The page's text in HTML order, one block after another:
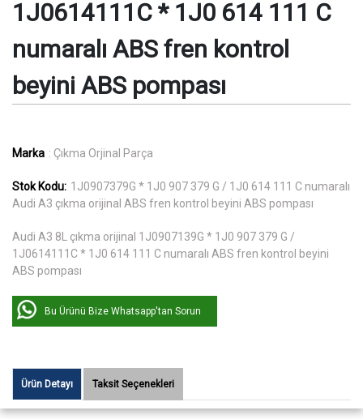
1J0614111C * 1J0 614 111 C
numaralı ABS fren kontrol
beyini ABS pompası
Marka : Çıkma Orjinal Parça
Stok Kodu: 1J0907379G * 1J0 907 379 G / 1J0 614 111 C numaralı
Audi A3 çıkma orijinal ABS fren kontrol beyini ABS pompası
Audi A3 8L çıkma orijinal 1J0907139G * 1J0 907 379 G /
1J0614111C * 1J0 614 111 C numaralı ABS fren kontrol beyini
ABS pompası
Bu Ürünü Bize Whatsapp'tan Sorun
Ürün Detayı Taksit Seçenekleri